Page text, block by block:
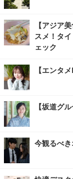
【アジア
スメ！タ
ェック
【エンタ
【坂道グ
今観るべき